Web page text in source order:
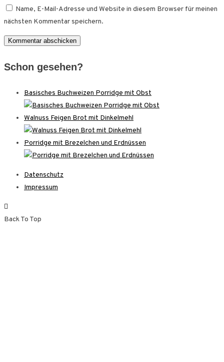
Name, E-Mail-Adresse und Website in diesem Browser für meinen
nächsten Kommentar speichern.
Schon gesehen?
Basisches Buchweizen Porridge mit Obst
Walnuss Feigen Brot mit Dinkelmehl
Porridge mit Brezelchen und Erdnüssen
Datenschutz
Impressum
Back To Top